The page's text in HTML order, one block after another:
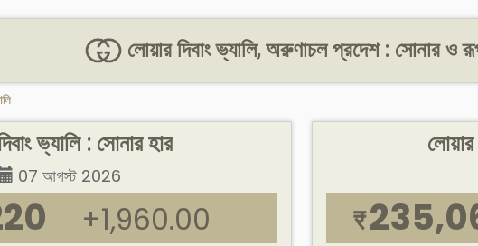
লোয়ার দিবাং ভ্যালি, অরুণাচল প্রদেশ : সোনার ও
ভ্যালি : সোনার হার
07 আগস্ট 2026
+1,960.00
লোয়ার
₹